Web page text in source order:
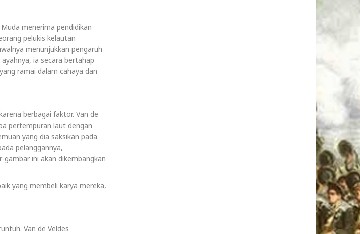
menerima pendidikan
pelukis kelautan
menunjukkan pengaruh
ia secara bertahap
ramai dalam cahaya dan
berbagai faktor. Van de
pertempuran laut dengan
yang dia saksikan pada
pelanggannya,
ini akan dikembangkan
yang membeli karya mereka,
Van de Veldes